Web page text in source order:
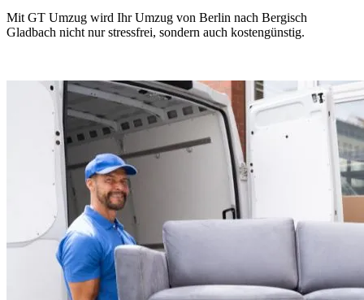
Mit GT Umzug wird Ihr Umzug von Berlin nach Bergisch
Gladbach nicht nur stressfrei, sondern auch kostengünstig.